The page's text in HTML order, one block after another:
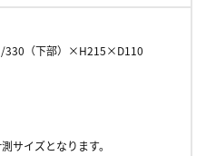
/330（下部）×H215×D110
サイズとなります。